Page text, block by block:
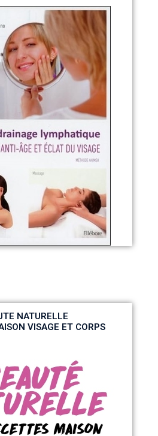
NATURELLE
VISAGE ET CORPS